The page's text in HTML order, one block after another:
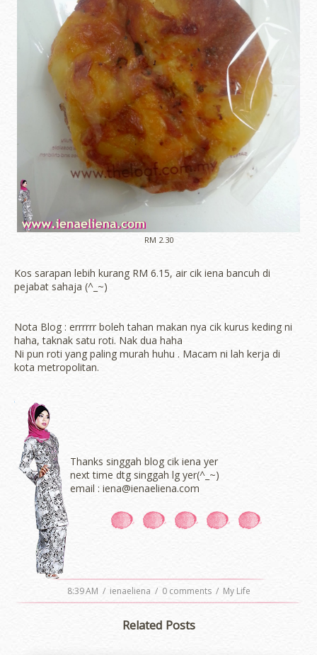
RM 2.30
Kos sarapan lebih kurang RM 6.15, air cik iena bancuh di
pejabat sahaja (^_~)
Nota Blog : errrrrr boleh tahan makan nya cik kurus keding ni
haha, taknak satu roti. Nak dua haha
Ni pun roti yang paling murah huhu . Macam ni lah kerja di
kota metropolitan.
Thanks singgah blog cik iena yer
next time dtg singgah lg yer(^_~)
email : iena@ienaeliena.com
8:39 AM / ienaeliena / 0 comments / My Life
Related Posts